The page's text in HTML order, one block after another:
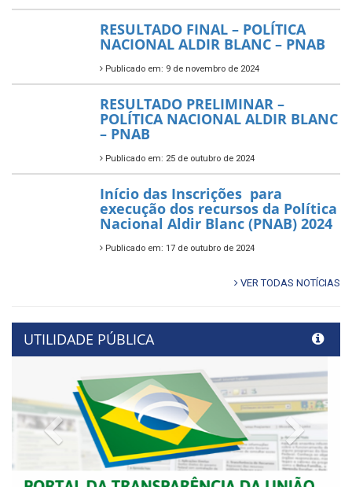
RESULTADO FINAL – POLÍTICA
NACIONAL ALDIR BLANC – PNAB
Publicado em: 9 de novembro de 2024
RESULTADO PRELIMINAR –
POLÍTICA NACIONAL ALDIR BLANC
– PNAB
Publicado em: 25 de outubro de 2024
Início das Inscrições para
execução dos recursos da Política
Nacional Aldir Blanc (PNAB) 2024
Publicado em: 17 de outubro de 2024
VER TODAS NOTÍCIAS
UTILIDADE PÚBLICA
Previous Next